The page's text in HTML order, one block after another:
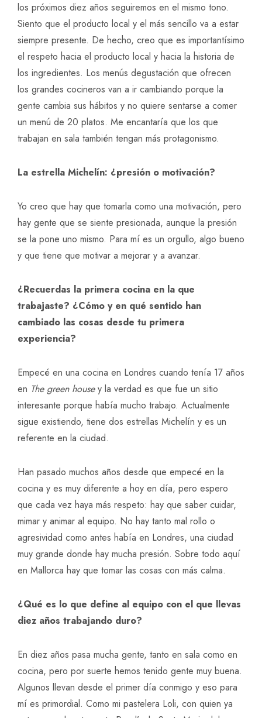
los próximos diez años seguiremos en el mismo tono.
Siento que el producto local y el más sencillo va a estar
siempre presente. De hecho, creo que es importantísimo
el respeto hacia el producto local y hacia la historia de
los ingredientes. Los menús degustación que ofrecen
los grandes cocineros van a ir cambiando porque la
gente cambia sus hábitos y no quiere sentarse a comer
un menú de 20 platos. Me encantaría que los que
trabajan en sala también tengan más protagonismo.
La estrella Michelín: ¿presión o motivación?
Yo creo que hay que tomarla como una motivación, pero
hay gente que se siente presionada, aunque la presión
se la pone uno mismo. Para mí es un orgullo, algo bueno
y que tiene que motivar a mejorar y a avanzar.
¿Recuerdas la primera cocina en la que
trabajaste? ¿Cómo y en qué sentido han
cambiado las cosas desde tu primera
experiencia?
Empecé en una cocina en Londres cuando tenía 17 años
en The green housey la verdad es que fue un sitio
interesante porque había mucho trabajo. Actualmente
sigue existiendo, tiene dos estrellas Michelín y es un
referente en la ciudad.
Han pasado muchos años desde que empecé en la
cocina y es muy diferente a hoy en día, pero espero
que cada vez haya más respeto: hay que saber cuidar,
mimar y animar al equipo. No hay tanto mal rollo o
agresividad como antes había en Londres, una ciudad
muy grande donde hay mucha presión. Sobre todo aquí
en Mallorca hay que tomar las cosas con más calma.
¿Qué es lo que define al equipo con el que llevas
diez años trabajando duro?
En diez años pasa mucha gente, tanto en sala como en
cocina, pero por suerte hemos tenido gente muy buena.
Algunos llevan desde el primer día conmigo y eso para
mí es primordial. Como mi pastelera Loli, con quien ya